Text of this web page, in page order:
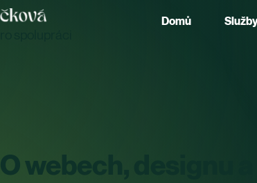
Domů
O webech, designu a